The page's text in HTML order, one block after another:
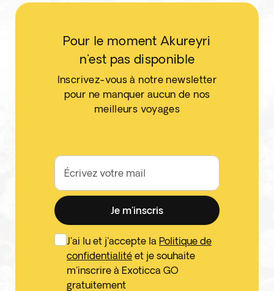
Pour le moment Akureyri
n'est pas disponible
Inscrivez-vous à notre newsletter
pour ne manquer aucun de nos
meilleurs voyages
Écrivez votre mail
Je m'inscris
J'ai lu et j'accepte la Politique de
confidentialité et je souhaite
m'inscrire à Exoticca GO
gratuitement